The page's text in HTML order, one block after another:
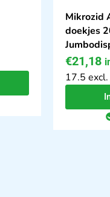
Mikrozid
doekjes
€21,18
17.5